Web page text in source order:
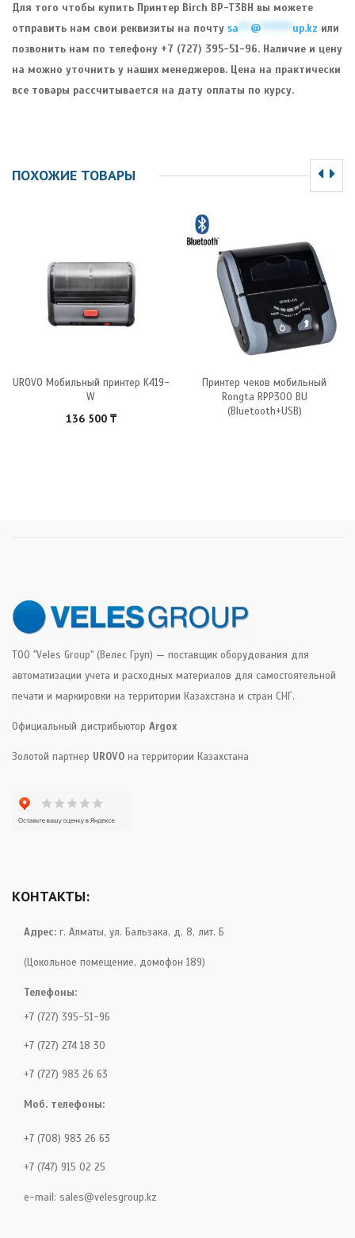
Для того чтобы купить Принтер Birch BP-T3BH вы можете
отправить нам свои реквизиты на почту sa *** @******** up.kz или
позвонить нам по телефону +7 (727) 395-51-96. Наличие и цену
на можно уточнить у наших менеджеров. Цена на практически
все товары рассчитывается на дату оплаты по курсу.
ПОХОЖИЕ ТОВАРЫ
UROVO Мобильный принтер K419-
W
136 500 ₸
Принтер чеков мобильный
Rongta RPP300 BU
(Bluetooth+USB)
ТОО "Veles Group" (Велес Груп) — поставщик оборудования для
автоматизации учета и расходных материалов для самостоятельной
печати и маркировки на территории Казахстана и стран СНГ.
Официальный дистрибьютор Argox
Золотой партнер UROVO на территории Казахстана
КОНТАКТЫ:
Адрес: г. Алматы, ул. Бальзака, д. 8, лит. Б
(Цокольное помещение, домофон 189)
Телефоны:
+7 (727) 395-51-96
+7 (727) 274 18 30
+7 (727) 983 26 63
Моб. телефоны:
+7 (708) 983 26 63
+7 (747) 915 02 25
e-mail: sales@velesgroup.kz